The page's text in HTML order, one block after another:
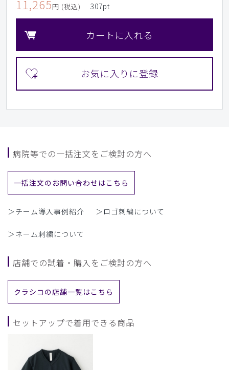
11,265円 (税込) 307pt
カートに入れる
病院等での一括注文をご検討の方へ
一括注文のお問い合わせはこちら
＞チーム導入事例紹介 ＞ロゴ刺繍について
＞ネーム刺繍について
店舗での試着・購入をご検討の方へ
クラシコの店舗一覧はこちら
セットアップで着用できる商品